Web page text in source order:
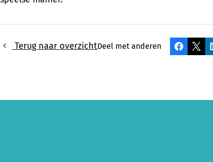
Deel met anderen Facebook
X
Terug naar overzicht